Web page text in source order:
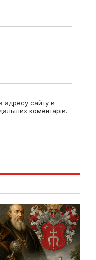
адресу сайту в
коментарів.